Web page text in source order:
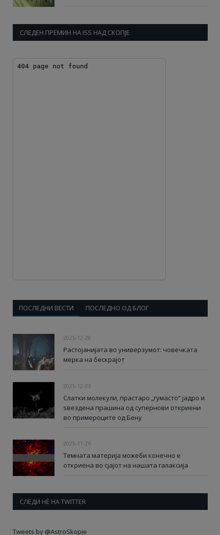
СЛЕДЕН ПРЕМИН НА ISS НАД СКОПЈЕ
ПОСЛЕДНИ ВЕСТИ ПОСЛЕДНО ОД БЛОГ
2025-12-28
Растојанијата во универзумот: човечката
мерка на бескрајот
2025-12-03
Слатки молекули, прастаро „гумасто“ јадро и
ѕвездена прашина од супернови откриени
во примероците од Бену
2025-11-26
Темната материја можеби конечно е
откриена во сјајот на нашата галаксија
СЛЕДИ НÈ НА TWITTER
Tweets by @AstroSkopje